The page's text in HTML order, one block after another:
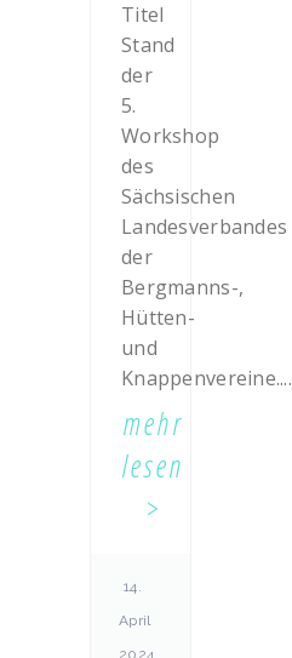
Titel
Stand
der
5.
Workshop
des
Sächsischen
Landesverbandes
der
Bergmanns-,
Hütten-
und
Knappenvereine....
mehr
lesen
14.
April
2024